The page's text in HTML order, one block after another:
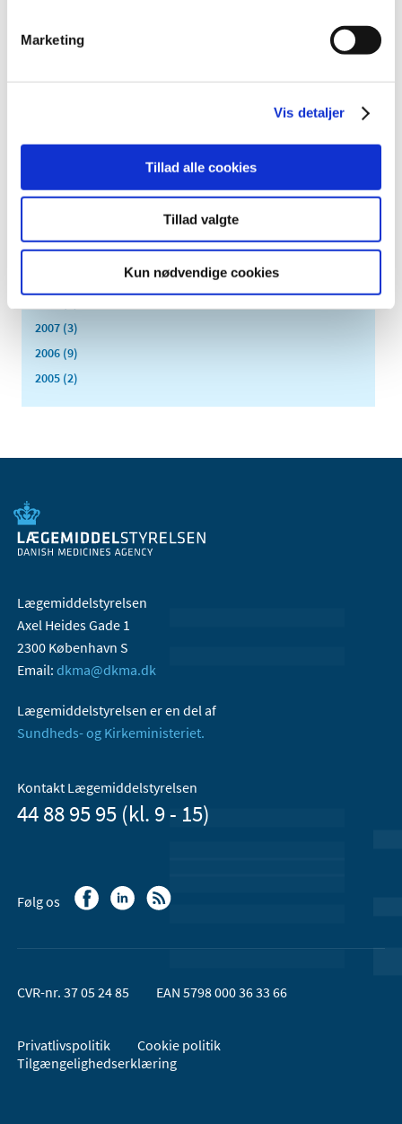
Marketing
Vis detaljer
Tillad alle cookies
Tillad valgte
Kun nødvendige cookies
juli (2)
maj (3)
2012 (44)
2010 (7)
2007 (3)
2006 (9)
2005 (2)
Lægemiddelstyrelsen
Axel Heides Gade 1
2300 København S
Email: dkma@dkma.dk
Lægemiddelstyrelsen er en del af
Sundheds- og Kirkeministeriet.
Kontakt Lægemiddelstyrelsen
44 88 95 95 (kl. 9 - 15)
Følg os
CVR-nr. 37 05 24 85 EAN 5798 000 36 33 66
Privatlivspolitik
Cookie politik
Tilgængelighedserklæring